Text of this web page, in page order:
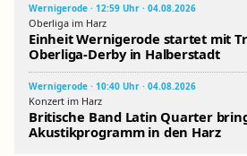
Wernigerode · 12:59 Uhr · 04.08.2026
Oberliga im Harz
Einheit Wernigerode startet mit
Oberliga-Derby in Halberstadt
Wernigerode · 10:40 Uhr · 04.08.2026
Konzert im Harz
Britische Band Latin Quarter
Akustikprogramm in den Harz